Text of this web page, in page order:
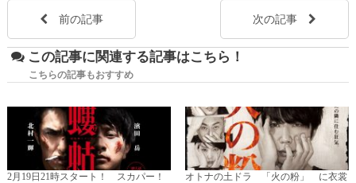
前の記事 次の記事
この記事に関連する記事はこちら！
こちらの記事もおすすめ
2月19日21時スタート！ スカパー！
オトナの土ドラ 「火の粉」 に衣裳